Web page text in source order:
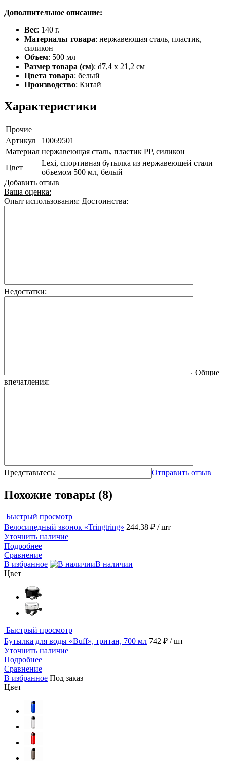
Дополнительное описание:
Вес: 140 г.
Материалы товара: нержавеющая cталь, пластик,
силикон
Объем: 500 мл
Размер товара (см): d7,4 х 21,2 см
Цвета товара: белый
Производство: Китай
Характеристики
Прочие
Артикул
10069501
Материал нержавеющая сталь, пластик PP, силикон
Цвет
Lexi, спортивная бутылка из нержавеющей стали
объемом 500 мл, белый
Добавить отзыв
Ваша оценка:
Опыт использования: Достоинства:
Недостатки:
Общие
впечатления:
Представьтесь: Отправить отзыв
Похожие товары (8)
Быстрый просмотр
Велосипедный звонок «Tringtring» 244.38 ₽ / шт
Уточнить наличие
Подробнее
Сравнение
В избранное
В наличии
Цвет
Быстрый просмотр
Бутылка для воды «Buff», тритан, 700 мл 742 ₽ / шт
Уточнить наличие
Подробнее
Сравнение
В избранное Под заказ
Цвет